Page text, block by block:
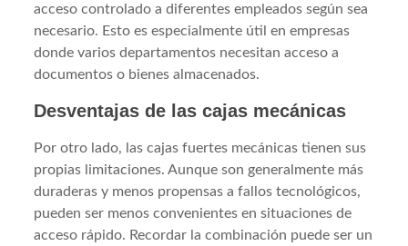
acceso controlado a diferentes empleados según sea
necesario. Esto es especialmente útil en empresas
donde varios departamentos necesitan acceso a
documentos o bienes almacenados.
Desventajas de las cajas mecánicas
Por otro lado, las cajas fuertes mecánicas tienen sus
propias limitaciones. Aunque son generalmente más
duraderas y menos propensas a fallos tecnológicos,
pueden ser menos convenientes en situaciones de
acceso rápido. Recordar la combinación puede ser un